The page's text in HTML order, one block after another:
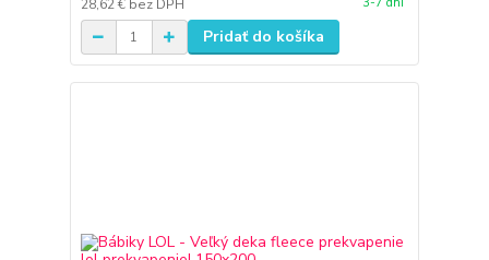
28,62 € bez DPH
Pridať do košíka